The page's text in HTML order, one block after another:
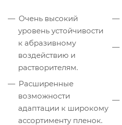
Очень высокий
уровень устойчивости
к абразивному
воздействию и
растворителям.
Расширенные
возможности
адаптации к широкому
ассортименту пленок.